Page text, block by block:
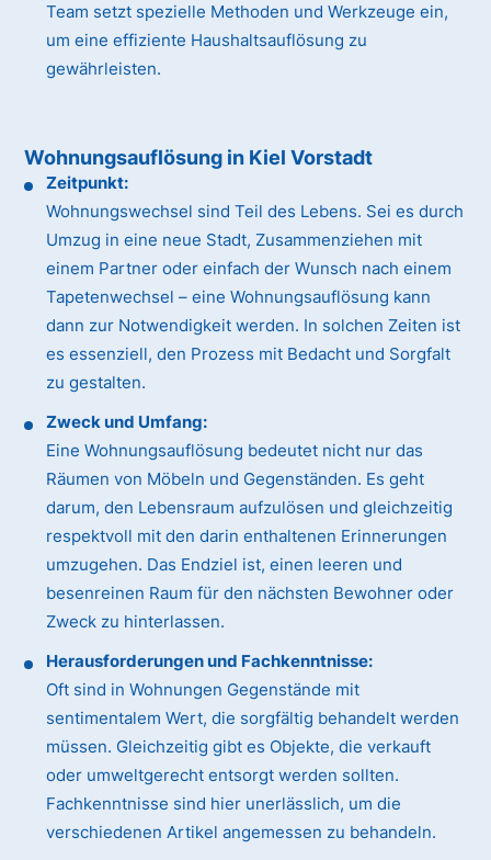
Team setzt spezielle Methoden und Werkzeuge ein,
um eine effiziente Haushaltsauflösung zu
gewährleisten.
Wohnungsauflösung in Kiel Vorstadt
Zeitpunkt:
Wohnungswechsel sind Teil des Lebens. Sei es durch
Umzug in eine neue Stadt, Zusammenziehen mit
einem Partner oder einfach der Wunsch nach einem
Tapetenwechsel – eine Wohnungsauflösung kann
dann zur Notwendigkeit werden. In solchen Zeiten ist
es essenziell, den Prozess mit Bedacht und Sorgfalt
zu gestalten.
Zweck und Umfang:
Eine Wohnungsauflösung bedeutet nicht nur das
Räumen von Möbeln und Gegenständen. Es geht
darum, den Lebensraum aufzulösen und gleichzeitig
respektvoll mit den darin enthaltenen Erinnerungen
umzugehen. Das Endziel ist, einen leeren und
besenreinen Raum für den nächsten Bewohner oder
Zweck zu hinterlassen.
Herausforderungen und Fachkenntnisse:
Oft sind in Wohnungen Gegenstände mit
sentimentalem Wert, die sorgfältig behandelt werden
müssen. Gleichzeitig gibt es Objekte, die verkauft
oder umweltgerecht entsorgt werden sollten.
Fachkenntnisse sind hier unerlässlich, um die
verschiedenen Artikel angemessen zu behandeln.